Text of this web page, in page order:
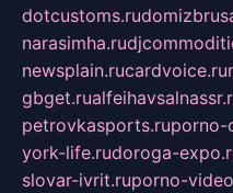
dotcustoms.ru
narasimha.ru
newsplain.rucardvoice.ru
gbget.ru
petrovkasports.ruporno-
york-life.rudoroga-
slovar-ivrit.ruporno-